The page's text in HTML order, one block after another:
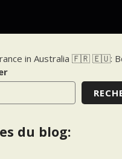
in Australia 🇫🇷 🇪🇺:
du blog: